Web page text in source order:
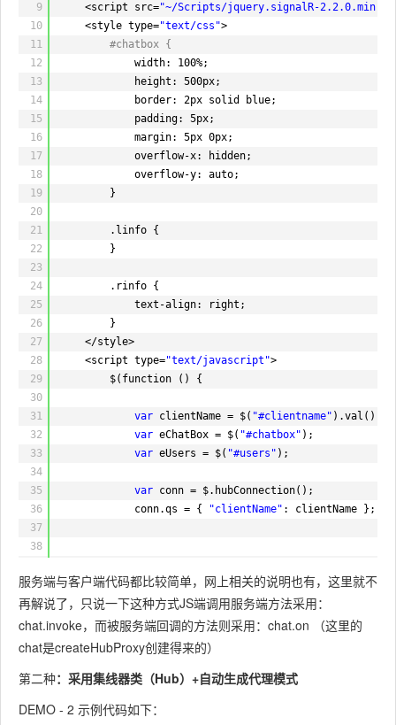
63
64
65
66
67
68
69
70
71
72
73
74
return
base .OnConnected();
}
public override
System.Threading.Tasks.Task
string
clientName = Context.QueryString[
return
base.OnDisconnected(stopCalled);
9
10
11
12
13
14
15
16
17
18
19
20
21
22
23
24
25
26
27
28
29
30
31
32
33
34
35
36
37
38
40
41
42
45
47
<script src="~/Scripts/jquery.signalR-
<style type="text/css">
#chatbox {
width: 100%;
height: 500px;
border: 2px solid blue;
padding: 5px;
margin: 5px 0px;
overflow-x: hidden;
overflow-y: auto;
}
.linfo {
}
.rinfo {
text-align: right;
}
</style>
<script type="text/javascript">
$(function () {
var clientName = $( "#clientname" ).val();
var eChatBox = $( "#chatbox" );
var eUsers = $( "#users" );
var conn = $.hubConnection();
conn.qs = {
"clientName" : clientName };
$("#btnSend").click(function () {
var toUserId = eUsers.val();
if
(toUserId !=
.done(function () {
服务端与客户端代码都比较简单，网上相关的说明也有，这里就不
再解说了，只说一下这种方式JS端调用服务端方法采用：
chat.invoke，而被服务端回调的方法则采用：chat.on （这里的
chat是createHubProxy创建得来的）
第二种：采用集线器类（Hub）+自动生成代理模式
DEMO - 2 示例代码如下：